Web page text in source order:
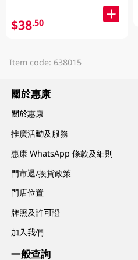
$38.50
Item code: 638015
關於惠康
關於惠康
推廣活動及服務
惠康 WhatsApp 條款及細則
門市退/換貨政策
門店位置
牌照及許可證
加入我們
一般查詢